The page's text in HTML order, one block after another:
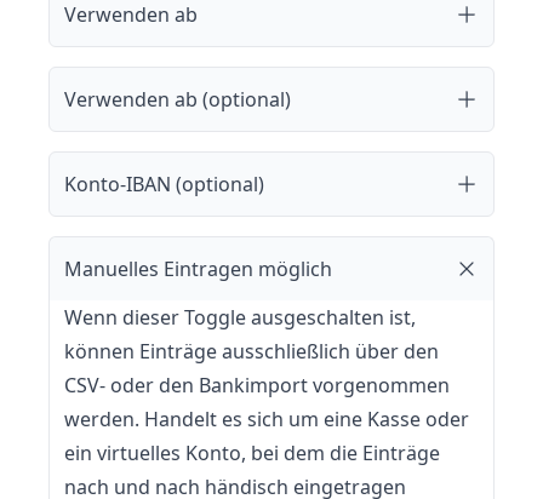
Verwenden ab
Verwenden ab (optional)
Konto-IBAN (optional)
Manuelles Eintragen möglich
Wenn dieser Toggle ausgeschalten ist,
können Einträge ausschließlich über den
CSV- oder den Bankimport vorgenommen
werden. Handelt es sich um eine Kasse oder
ein virtuelles Konto, bei dem die Einträge
nach und nach händisch eingetragen